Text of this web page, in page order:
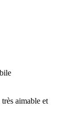
aimable et